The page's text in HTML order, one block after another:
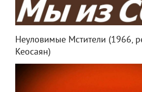
Неуловимые Мстители (1966,
Кеосаян)